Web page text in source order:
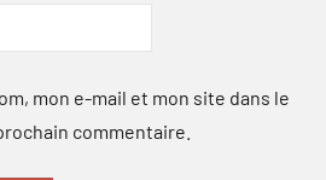
mon e-mail et mon site dans le
commentaire.